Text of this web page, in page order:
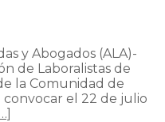
y Abogados (ALA)-
de Laboralistas de
la Comunidad de
convocar el 22 de julio